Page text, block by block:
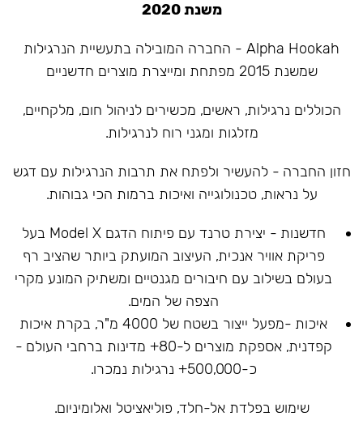
משנת 2020
Alpha Hookah - החברה המובילה בתעשיית הנרגילות
שמשנת 2015 מפתחת ומייצרת מוצרים חדשניים
הכוללים נרגילות, ראשים, מכשירים לניהול חום, מלקחיים,
מזלגות ומגני רוח לנרגילות.
חזון החברה - להעשיר ולפתח את תרבות הנרגילות עם דגש
על נראות, טכנולוגייה ואיכות ברמות הכי גבוהות.
חדשנות - יצירת טרנד עם פיתוח הדגם Model X בעל
פריקת אוויר אנכית, העיצוב המועתק ביותר שהציב רף
בעולם בשילוב עם חיבורים מגנטיים ומשתיק המונע מקרי
הצפה של המים.
איכות -מפעל ייצור בשטח של 4000 מ"ר, בקרת איכות
קפדנית, אספקת מוצרים ל-80+ מדינות ברחבי העולם -
כ-500,000+ נרגילות נמכרו.
שימוש בפלדת אל-חלד, פוליאציטל ואלומיניום.